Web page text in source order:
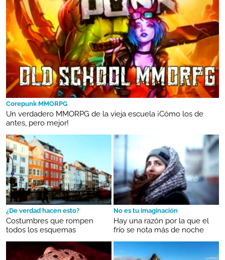
Corepunk MMORPG
Un verdadero MMORPG de la vieja escuela ¡Cómo los de
antes, pero mejor!
¿De verdad hacen esto?
Costumbres que rompen
todos los esquemas
No es tu imaginación
Hay una razón por la que el
frío se nota más de noche